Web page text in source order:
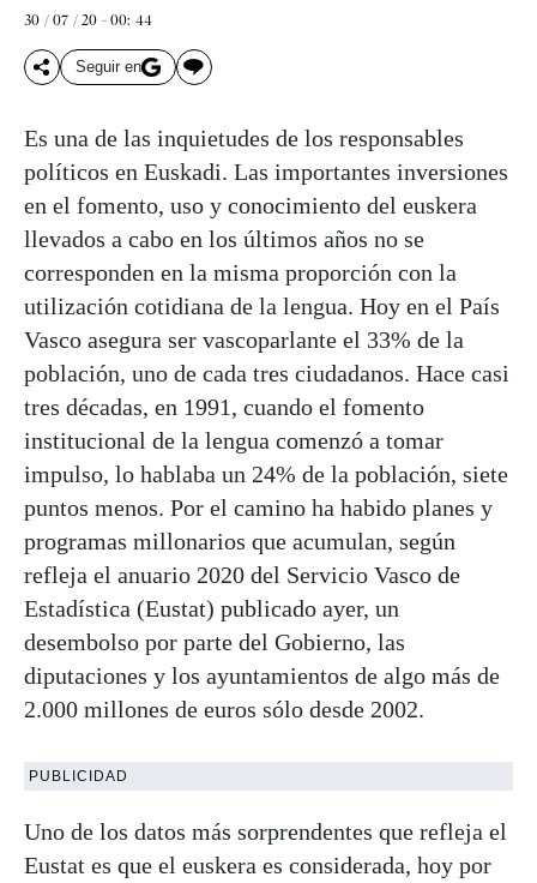
30 / 07 / 20 - 00: 44
Seguir en
Es una de las inquietudes de los responsables
políticos en Euskadi. Las importantes inversiones
en el fomento, uso y conocimiento del euskera
llevados a cabo en los últimos años no se
corresponden en la misma proporción con la
utilización cotidiana de la lengua. Hoy en el País
Vasco asegura ser vascoparlante el 33% de la
población, uno de cada tres ciudadanos. Hace casi
tres décadas, en 1991, cuando el fomento
institucional de la lengua comenzó a tomar
impulso, lo hablaba un 24% de la población, siete
puntos menos. Por el camino ha habido planes y
programas millonarios que acumulan, según
refleja el anuario 2020 del Servicio Vasco de
Estadística (Eustat) publicado ayer, un
desembolso por parte del Gobierno, las
diputaciones y los ayuntamientos de algo más de
2.000 millones de euros sólo desde 2002.
PUBLICIDAD
Uno de los datos más sorprendentes que refleja el
Eustat es que el euskera es considerada, hoy por